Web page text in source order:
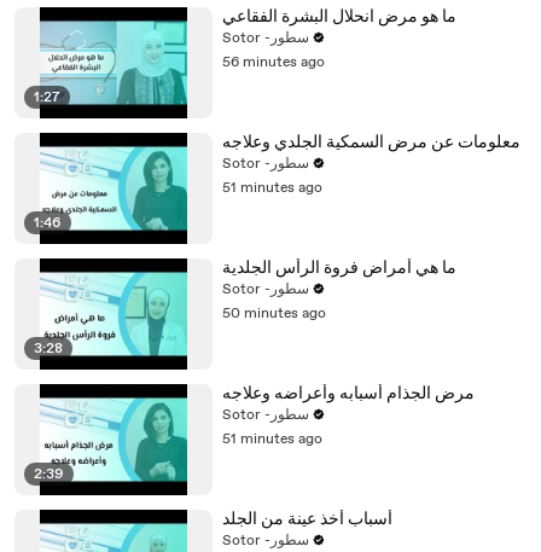
1:27
ما هو مرض انحلال البشرة الفقاعي
Sotor -سطور
56 minutes ago
1:46
معلومات عن مرض السمكية الجلدي وعلاجه
Sotor -سطور
51 minutes ago
3:28
ما هي أمراض فروة الرأس الجلدية
Sotor -سطور
50 minutes ago
2:39
مرض الجذام أسبابه وأعراضه وعلاجه
Sotor -سطور
51 minutes ago
أسباب أخذ عينة من الجلد
Sotor -سطور